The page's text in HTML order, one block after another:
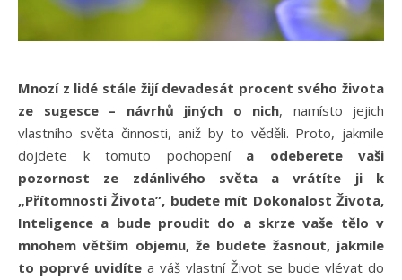
Mnozí z lidé stále žijí devadesát procent svého života
ze sugesce – návrhů jiných o nich, namísto jejich
vlastního světa činnosti, aniž by to věděli. Proto, jakmile
dojdete k tomuto pochopení a odeberete vaši
pozornost ze zdánlivého světa a vrátíte ji k
„Přítomnosti Života”, budete mít Dokonalost Života,
Inteligence a bude proudit do a skrze vaše tělo v
mnohem větším objemu, že budete žasnout, jakmile
to poprvé uvidíte a váš vlastní Život se bude vlévat do